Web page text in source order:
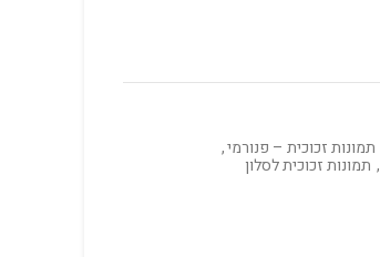
תמונות זכוכית – פנורמי,
, תמונות זכוכית לסלון